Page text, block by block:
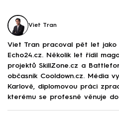
Viet Tran
Viet Tran pracoval pět let jako
Echo24.cz. Několik let řídil
projektů SkillZone.cz a
občasník Cooldown.cz. Média
Karlově, diplomovou práci
kterému se profesně věnuje